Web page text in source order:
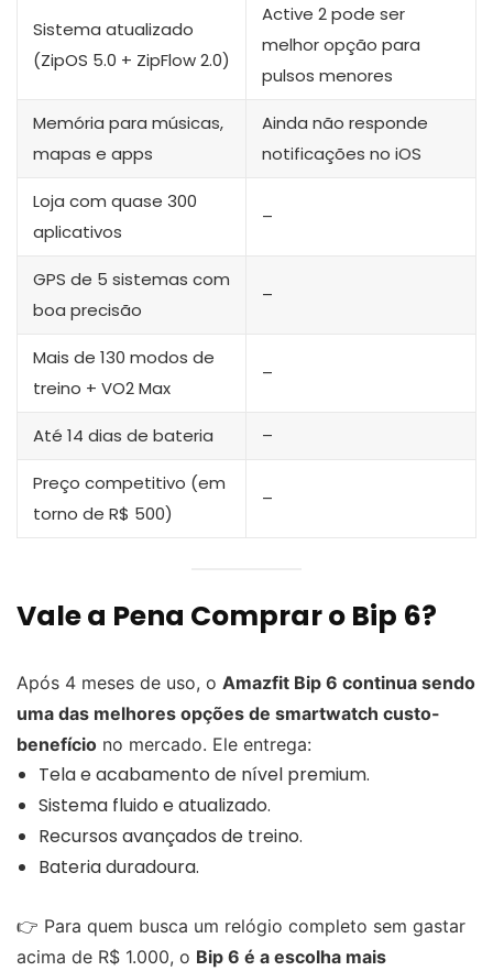
Sistema atualizado
(ZipOS 5.0 + ZipFlow 2.0)
Active 2 pode ser
melhor opção para
pulsos menores
Memória para músicas,
mapas e apps
Ainda não responde
notificações no iOS
Loja com quase 300
aplicativos
–
GPS de 5 sistemas com
boa precisão
–
Mais de 130 modos de
treino + VO2 Max
–
Até 14 dias de bateria –
Preço competitivo (em
torno de R$ 500)
–
Vale a Pena Comprar o Bip 6?
Após 4 meses de uso, o Amazfit Bip 6 continua sendo
uma das melhores opções de smartwatch custo-
benefício no mercado. Ele entrega:
Tela e acabamento de nível premium.
Sistema fluido e atualizado.
Recursos avançados de treino.
Bateria duradoura.
👉 Para quem busca um relógio completo sem gastar
acima de R$ 1.000, o Bip 6 é a escolha mais